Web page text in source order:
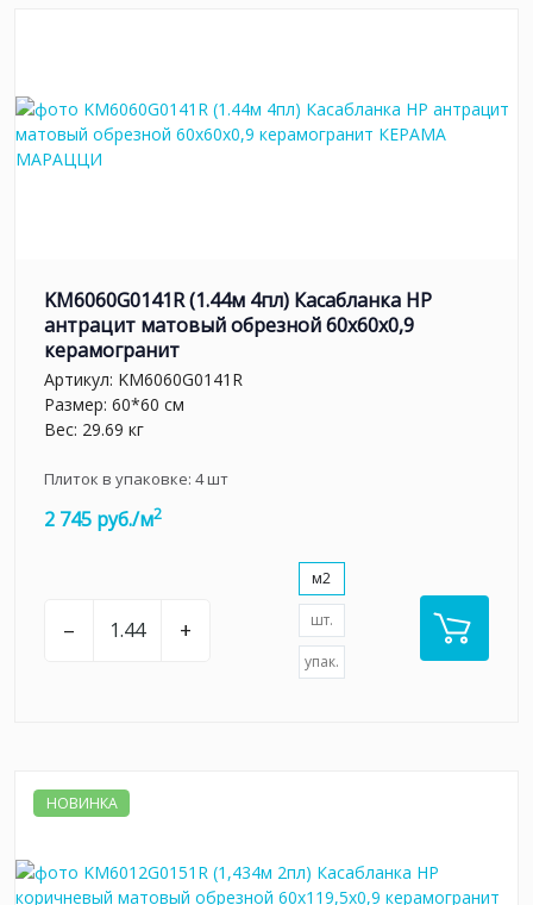
KM6060G0141R (1.44м 4пл) Касабланка HP
антрацит матовый обрезной 60x60x0,9
керамогранит
Артикул: KM6060G0141R
Размер: 60*60 см
Вес: 29.69 кг
Плиток в упаковке: 4шт
2 745 руб./м2
– +
м2
шт.
упак.
НОВИНКА